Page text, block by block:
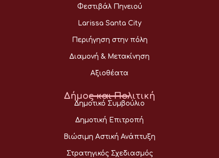
Φεστιβάλ Πηνειού
Larissa Santa City
Περιήγηση στην πόλη
Διαμονή & Μετακίνηση
Αξιοθέατα
Δήμος και Πολιτική
Δημοτικό Συμβούλιο
Δημοτική Επιτροπή
Βιώσιμη Αστική Ανάπτυξη
Στρατηγικός Σχεδιασμός